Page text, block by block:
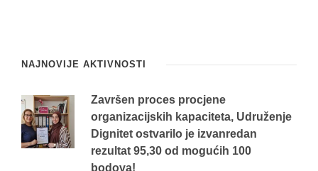
NAJNOVIJE AKTIVNOSTI
Završen proces procjene
organizacijskih kapaciteta, Udruženje
Dignitet ostvarilo je izvanredan
rezultat 95,30 od mogućih 100
bodova!